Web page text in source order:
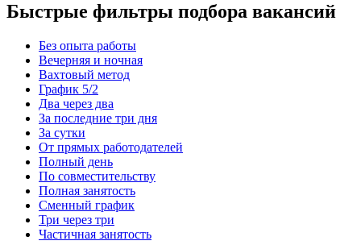
Быстрые фильтры подбора вакансий
Без опыта работы
Вечерняя и ночная
Вахтовый метод
График 5/2
Два через два
За последние три дня
За сутки
От прямых работодателей
Полный день
По совместительству
Полная занятость
Сменный график
Три через три
Частичная занятость